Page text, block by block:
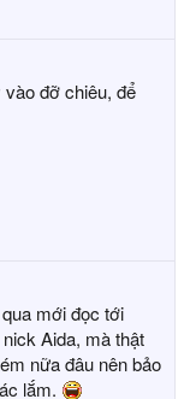
vào đỡ chiêu, để
mới đọc tới
Aida, mà thật
nữa đâu nên bảo
lắm.